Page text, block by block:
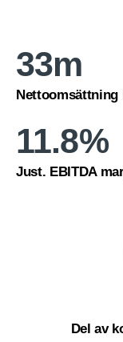
33m
Nettoomsättning
11.8%
Just. EBITDA
Del av